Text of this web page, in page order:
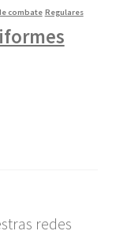
combate Regulares
redes